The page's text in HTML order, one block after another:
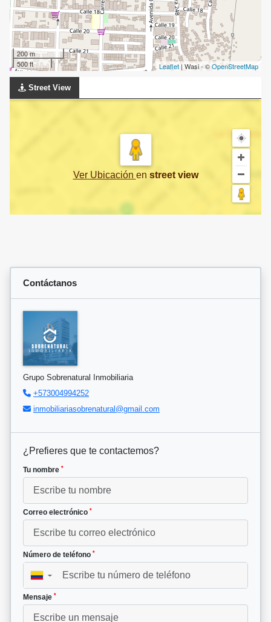
200 m
500 ft
Leaflet | Wasi - ©OpenStreetMap
Street View
Ver Ubicación en street view
Contáctanos
Grupo Sobrenatural Inmobiliaria
+573004994252
inmobiliariasobrenatural@gmail.com
¿Prefieres que te contactemos?
Tu nombre *
Correo electrónico *
Número de teléfono *
▼
Mensaje *